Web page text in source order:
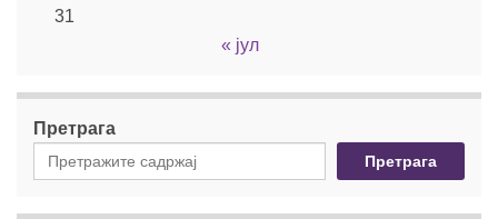
31
« јул
Претрага
Претрага